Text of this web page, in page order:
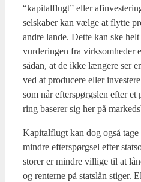
“kapi­tal­flugt” eller
sel­ska­ber kan væl­ge at flyt­te
andre lan­de. Det­te kan ske
vur­de­rin­gen fra virk­som­he­der
sådan, at de ikke læn­ge­re ser
ved at pro­du­ce­re eller
som når efter­spørgs­len efter et
ring base­rer sig her på
Kapi­tal­flugt kan dog også tage
min­dre efter­spørgsel efter
sto­rer er min­dre vil­li­ge til at
og ren­ter­ne på stat­slån sti­ger.